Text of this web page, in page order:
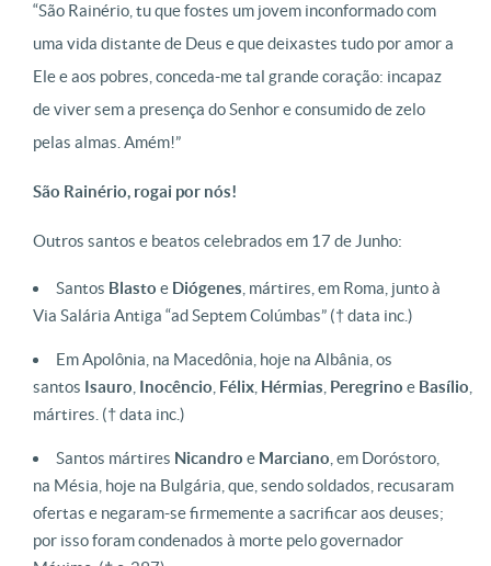
“São Rainério, tu que fostes um jovem inconformado com
uma vida distante de Deus e que deixastes tudo por amor a
Ele e aos pobres, conceda-me tal grande coração: incapaz
de viver sem a presença do Senhor e consumido de zelo
pelas almas. Amém!”
São Rainério, rogai por nós!
Outros santos e beatos celebrados em 17 de Junho:
Santos Blasto e Diógenes , mártires, em Roma, junto à
Via Salária Antiga “ad Septem Colúmbas” († data inc.)
Em Apolônia, na Macedônia, hoje na Albânia, os
santos Isauro Inocêncio Félix Hérmias Peregrino e Basílio
mártires. († data inc.)
Santos mártires Nicandro e Marciano , em Doróstoro,
na Mésia, hoje na Bulgária, que, sendo soldados, recusaram
ofertas e negaram-se firmemente a sacrificar aos deuses;
por isso foram condenados à morte pelo governador